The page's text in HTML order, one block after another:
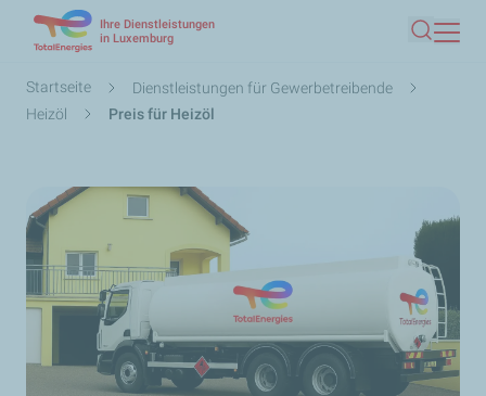
Inhalt
Ihre Dienstleistungen
in Luxemburg
Suche
Pfadnavigation
Startseite
Dienstleistungen für Gewerbetreibende
Heizöl
Preis für Heizöl